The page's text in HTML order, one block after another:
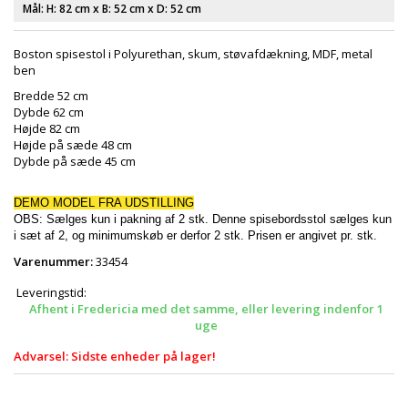
Mål: H: 82 cmx B: 52 cmx D: 52 cm
Boston spisestol i Polyurethan, skum, støvafdækning, MDF, metal
ben
Bredde 52 cm
Dybde 62 cm
Højde 82 cm
Højde på sæde 48 cm
Dybde på sæde 45 cm
DEMO MODEL FRA UDSTILLING
OBS: Sælges kun i pakning af 2 stk. Denne spisebordsstol sælges kun
i sæt af 2, og minimumskøb er derfor 2 stk. Prisen er angivet pr. stk.
Varenummer:33454
Leveringstid:
Afhent i Fredericia med det samme, eller levering indenfor 1
uge
Advarsel: Sidste enheder på lager!